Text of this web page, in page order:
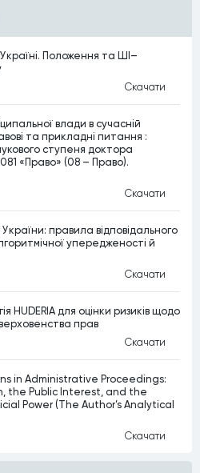
Положення та ШІ–
Скачати
влади в сучасній
та прикладні питання :
ступеня доктора
081 «Право» (08 – Право).
Скачати
правила відповідального
упередженості й
Скачати
HUDERIA для оцінки ризиків щодо
прав
Скачати
in Administrative Proceedings:
the Public Interest, and the
Power (The Author’s Analytical
Скачати